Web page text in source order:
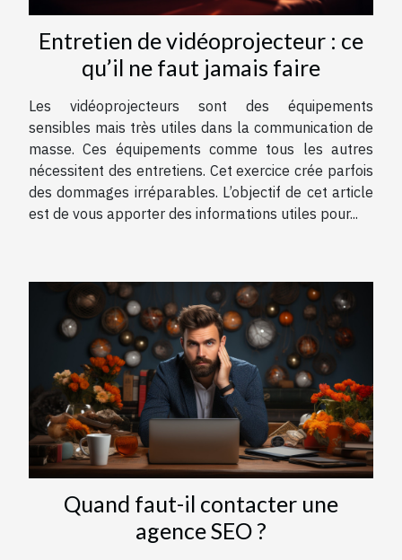
Entretien de vidéoprojecteur : ce
qu’il ne faut jamais faire
Les vidéoprojecteurs sont des équipements
sensibles mais très utiles dans la communication de
masse. Ces équipements comme tous les autres
nécessitent des entretiens. Cet exercice crée parfois
des dommages irréparables. L’objectif de cet article
est de vous apporter des informations utiles pour...
Quand faut-il contacter une
agence SEO ?